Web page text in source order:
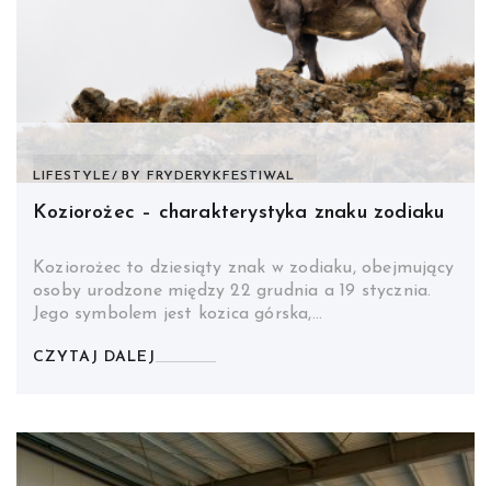
LIFESTYLE BY FRYDERYKFESTIWAL
Koziorożec – charakterystyka znaku zodiaku
Koziorożec to dziesiąty znak w zodiaku, obejmujący
osoby urodzone między 22 grudnia a 19 stycznia.
Jego symbolem jest kozica górska,…
CZYTAJ DALEJ